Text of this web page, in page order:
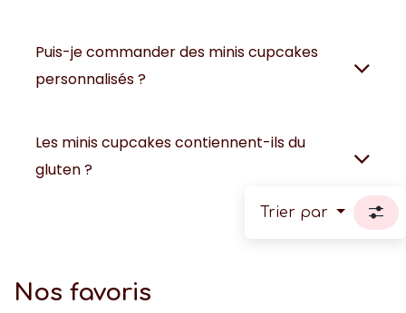
Puis-je commander des minis cupcakes
personnalisés ?
Les minis cupcakes contiennent-ils du
gluten ?
Trier par
Nos favoris